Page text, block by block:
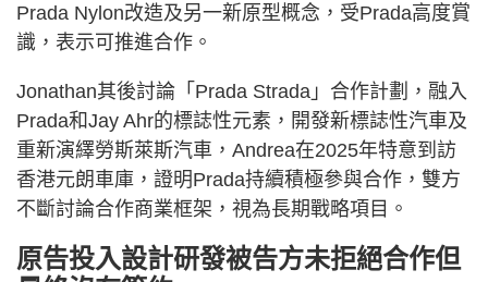
Prada Nylon改造及另一新原型概念，受Prada高度賞
識，表示可推進合作。
Jonathan其後討論「Prada Strada」合作計劃，融入
Prada和Jay Ahr的標誌性元素，開發新標誌性汽車及
重新演繹勞斯萊斯汽車，Andrea在2025年特意到訪
香港元朗車庫，證明Prada持續積極參與合作，雙方
不斷討論合作商業框架，視為長期戰略項目。
原告投入設計研發被告方未拒絕合作但